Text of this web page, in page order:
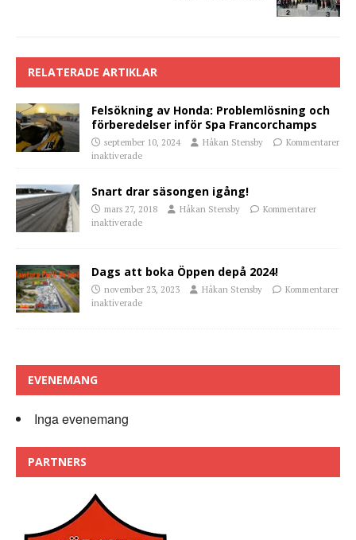
RELATERADE ARTIKLAR
Felsökning av Honda: Problemlösning och
förberedelser inför Spa Francorchamps
september 10, 2024 Håkan Stensby
Kommentarer
inaktiverade
Snart drar säsongen igång!
mars 27, 2018 Håkan Stensby
Kommentarer
inaktiverade
Dags att boka Öppen depå 2024!
november 23, 2023 Håkan Stensby
Kommentarer
inaktiverade
EVENEMANG
Inga evenemang
PARTNERS